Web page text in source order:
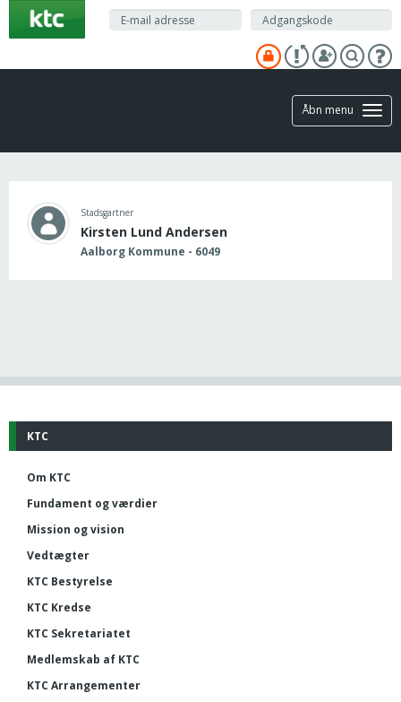
hovedindhold
Åbn menu
Stadsgartner
Kirsten Lund Andersen
Aalborg Kommune - 6049
KTC
Om KTC
Fundament og værdier
Mission og vision
Vedtægter
KTC Bestyrelse
KTC Kredse
KTC Sekretariatet
Medlemskab af KTC
KTC Arrangementer